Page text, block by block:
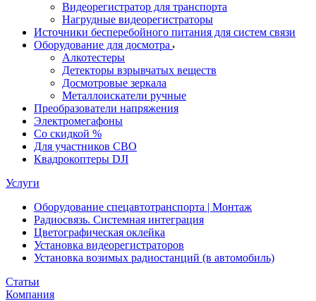
Видеорегистратор для транспорта
Нагрудные видеорегистраторы
Источники бесперебойного питания для систем связи
Оборудование для досмотра
Алкотестеры
Детекторы взрывчатых веществ
Досмотровые зеркала
Металлоискатели ручные
Преобразователи напряжения
Электромегафоны
Со скидкой %
Для участников СВО
Квадрокоптеры DJI
Услуги
Оборудование спецавтотранспорта | Монтаж
Радиосвязь. Системная интеграция
Цветографическая оклейка
Установка видеорегистраторов
Установка возимых радиостанций (в автомобиль)
Статьи
Компания